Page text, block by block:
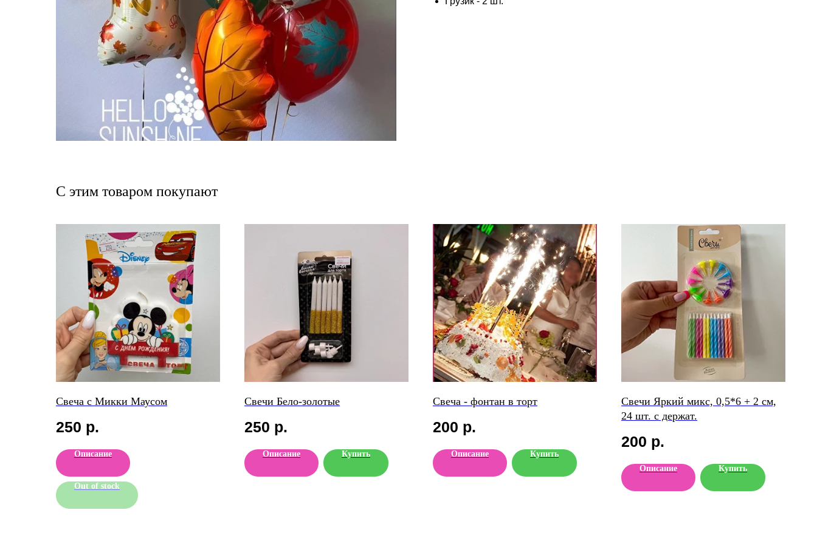
С этим товаром покупают
Свеча с Микки Маусом
250 р.
Описание
Out of stock
Свечи Бело-золотые
250 р.
Описание Купить
Свеча - фонтан в торт
200 р.
Описание Купить
Свечи Яркий микс, 0,5*6 + 2 см,
24 шт. с держат.
200 р.
Описание Купить